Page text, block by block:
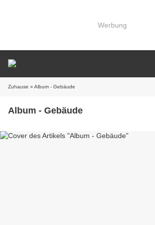
Werbung
Zuhause » Album - Gebäude
Album - Gebäude